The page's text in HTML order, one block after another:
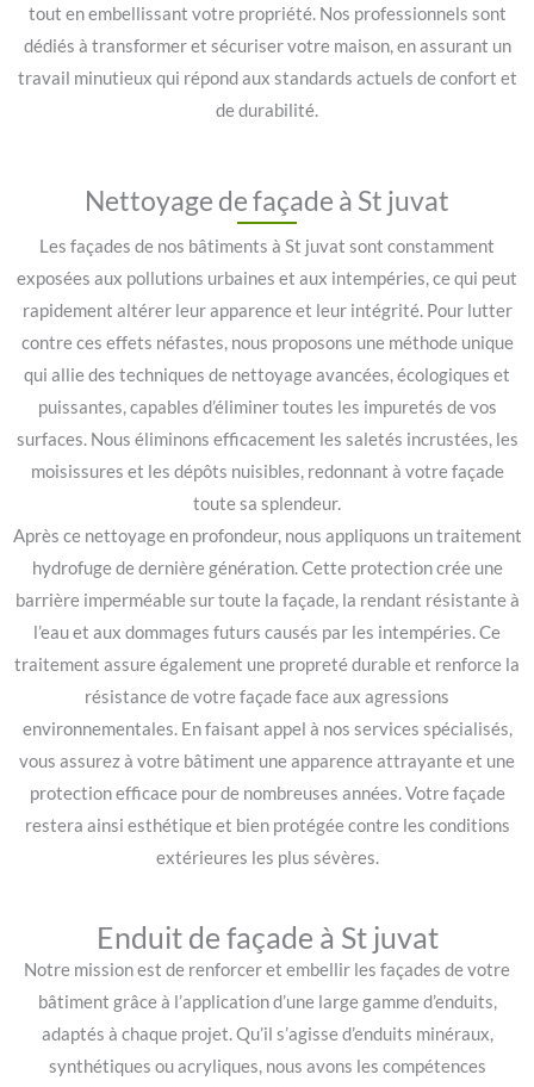
tout en embellissant votre propriété. Nos professionnels sont
dédiés à transformer et sécuriser votre maison, en assurant un
travail minutieux qui répond aux standards actuels de confort et
de durabilité.
Nettoyage de façade à St juvat
Les façades de nos bâtiments à St juvat sont constamment
exposées aux pollutions urbaines et aux intempéries, ce qui peut
rapidement altérer leur apparence et leur intégrité. Pour lutter
contre ces effets néfastes, nous proposons une méthode unique
qui allie des techniques de nettoyage avancées, écologiques et
puissantes, capables d’éliminer toutes les impuretés de vos
surfaces. Nous éliminons efficacement les saletés incrustées, les
moisissures et les dépôts nuisibles, redonnant à votre façade
toute sa splendeur.
Après ce nettoyage en profondeur, nous appliquons un traitement
hydrofuge de dernière génération. Cette protection crée une
barrière imperméable sur toute la façade, la rendant résistante à
l’eau et aux dommages futurs causés par les intempéries. Ce
traitement assure également une propreté durable et renforce la
résistance de votre façade face aux agressions
environnementales. En faisant appel à nos services spécialisés,
vous assurez à votre bâtiment une apparence attrayante et une
protection efficace pour de nombreuses années. Votre façade
restera ainsi esthétique et bien protégée contre les conditions
extérieures les plus sévères.
Enduit de façade à St juvat
Notre mission est de renforcer et embellir les façades de votre
bâtiment grâce à l’application d’une large gamme d’enduits,
adaptés à chaque projet. Qu’il s’agisse d’enduits minéraux,
synthétiques ou acryliques, nous avons les compétences